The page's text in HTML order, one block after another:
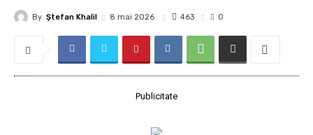
By Ştefan Khalil 8 mai 2026 463 0
Publicitate